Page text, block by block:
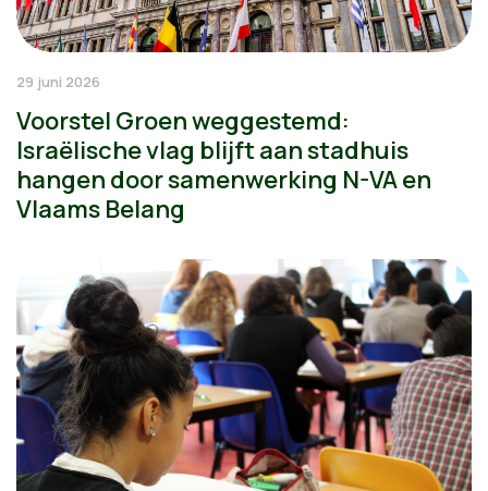
29 juni 2026
Voorstel Groen weggestemd:
Israëlische vlag blijft aan stadhuis
hangen door samenwerking N-VA en
Vlaams Belang